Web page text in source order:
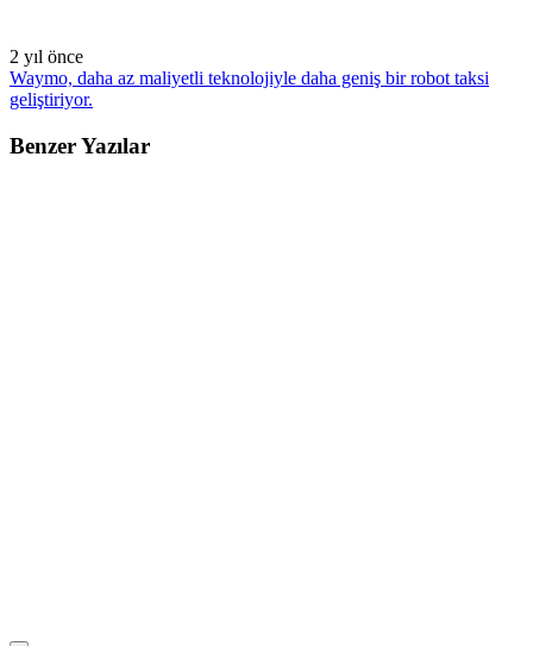
2 yıl önce
Waymo, daha az maliyetli teknolojiyle daha geniş bir robot taksi
geliştiriyor.
Benzer Yazılar